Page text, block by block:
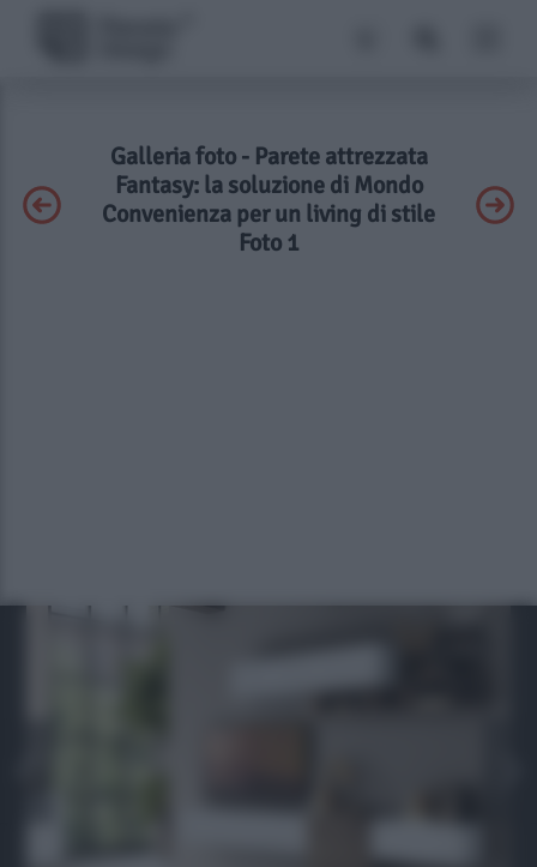
Galleria foto - Parete attrezzata
Fantasy: la soluzione di Mondo
Convenienza per un living di stile
Foto 1